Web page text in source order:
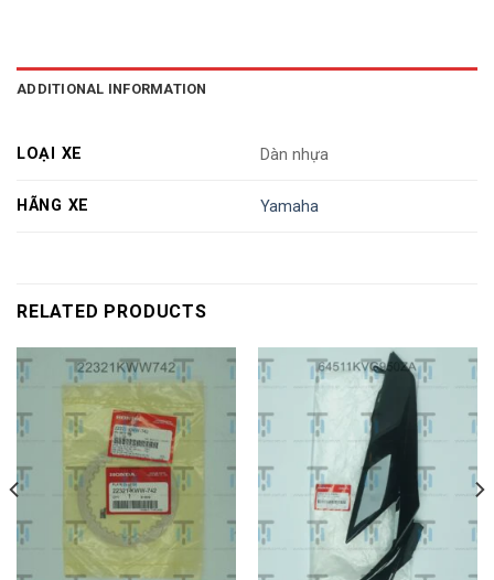
ADDITIONAL INFORMATION
LOẠI XE Dàn nhựa
HÃNG XE Yamaha
RELATED PRODUCTS